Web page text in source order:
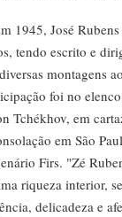
1945, José
tendo escrito e
montagens
foi no
Tchékhov, em
em São
Firs. "Zé
riqueza interior,
delicadeza e